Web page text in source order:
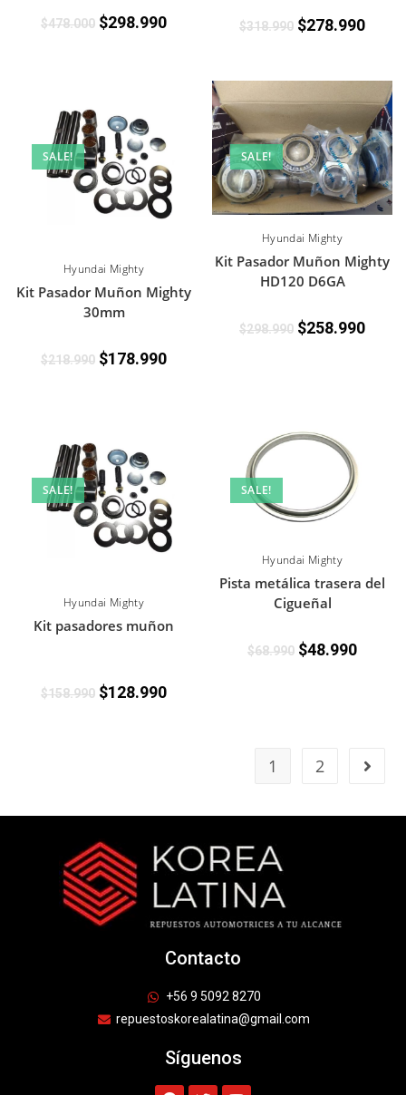
$478.000 $298.990 $318.990 $278.990
SALE!
Hyundai Mighty
Kit Pasador Muñon Mighty
30mm
$218.990 $178.990
SALE!
Hyundai Mighty
Kit Pasador Muñon Mighty
HD120 D6GA
$298.990 $258.990
SALE!
Hyundai Mighty
Kit pasadores muñon
$158.990 $128.990
SALE!
Hyundai Mighty
Pista metálica trasera del
Cigueñal
$68.990 $48.990
1 2
Contacto
+56 9 5092 8270
repuestoskorealatina@gmail.com
Síguenos